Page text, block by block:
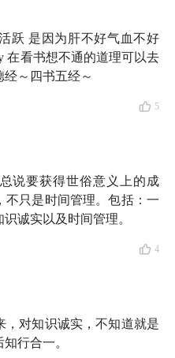
小酒馆」写信。不管是你
，还是纠结于怎样才帮身
，不一定每一封信我们都
老年防骗、 异地养老
《持续买入》《更富有、
共进午餐时，我顿悟到
跃 是因为肝不好气血不好
在看书想不通的道理可以去
～四书五经～
5
说要获得世俗意义上的成
不只是时间管理。包括：一
诚实以及时间管理。
4
，对知识诚实，不知道就是
行合一。